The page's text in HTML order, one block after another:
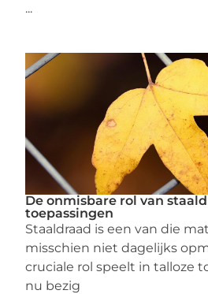
...
De onmisbare rol van
toepassingen
Staaldraad is een van die
misschien niet dagelijks
cruciale rol speelt in talloze
nu bezig